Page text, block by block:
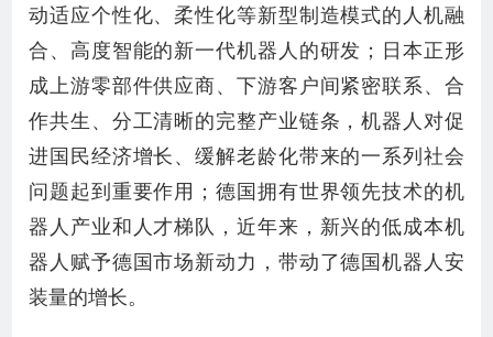
动适应个性化、柔性化等新型制造模式的人机融
合、高度智能的新一代机器人的研发；日本正形
成上游零部件供应商、下游客户间紧密联系、合
作共生、分工清晰的完整产业链条，机器人对促
进国民经济增长、缓解老龄化带来的一系列社会
问题起到重要作用；德国拥有世界领先技术的机
器人产业和人才梯队，近年来，新兴的低成本机
器人赋予德国市场新动力，带动了德国机器人安
装量的增长。